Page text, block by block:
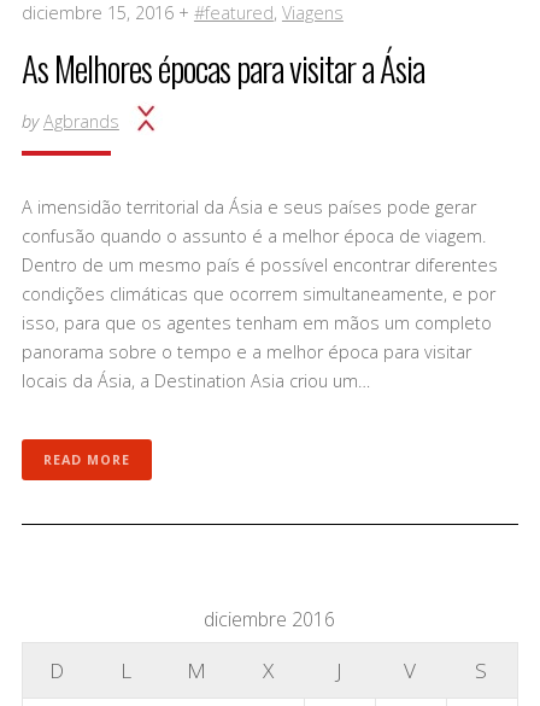
diciembre 15, 2016 + #featured, Viagens
As Melhores épocas para visitar a Ásia
by Agbrands
A imensidão territorial da Ásia e seus países pode gerar
confusão quando o assunto é a melhor época de viagem.
Dentro de um mesmo país é possível encontrar diferentes
condições climáticas que ocorrem simultaneamente, e por
isso, para que os agentes tenham em mãos um completo
panorama sobre o tempo e a melhor época para visitar
locais da Ásia, a Destination Asia criou um…
READ MORE
diciembre 2016
D L M X J V S